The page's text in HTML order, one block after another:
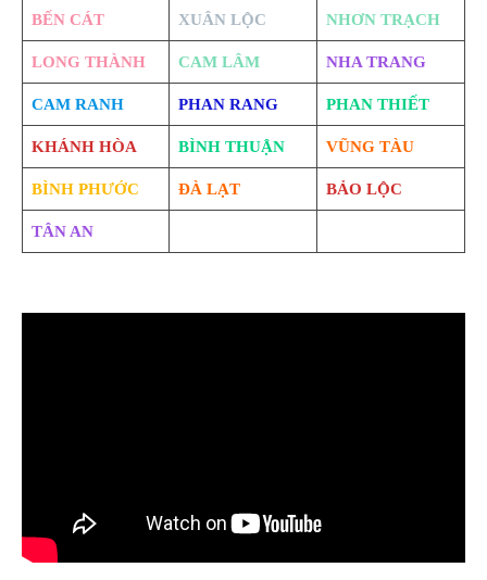
BẾN CÁT XUÂN LỘC NHƠN TRẠCH
LONG THÀNH CAM LÂM NHA TRANG
CAM RANH PHAN RANG PHAN THIẾT
KHÁNH HÒA BÌNH THUẬN VŨNG TÀU
BÌNH PHƯỚC ĐÀ LẠT BẢO LỘC
TÂN AN